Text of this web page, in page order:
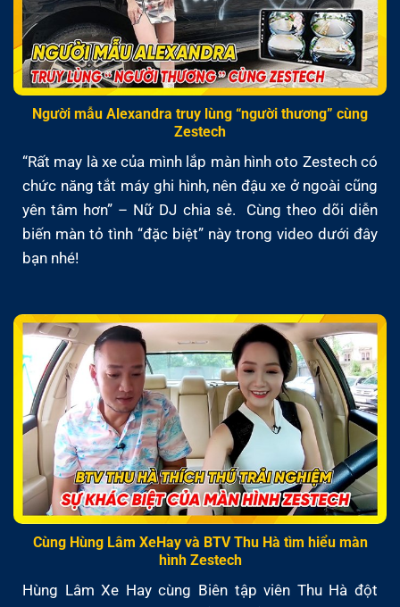
Người mẫu Alexandra truy lùng “người thương” cùng
Zestech
“Rất may là xe của mình lắp màn hình oto Zestech có
chức năng tắt máy ghi hình, nên đậu xe ở ngoài cũng
yên tâm hơn” – Nữ DJ chia sẻ. Cùng theo dõi diễn
biến màn tỏ tình “đặc biệt” này trong video dưới đây
bạn nhé!
Cùng Hùng Lâm XeHay và BTV Thu Hà tìm hiểu màn
hình Zestech
Hùng Lâm Xe Hay cùng Biên tập viên Thu Hà đột